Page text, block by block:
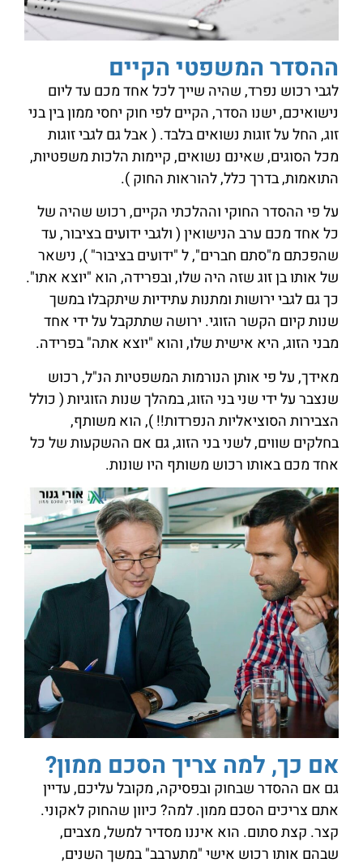
ההסדר המשפטי הקיים
לגבי רכוש נפרד, שהיה שייך לכל אחד מכם עד ליום
נישואיכם, ישנו הסדר, הקיים לפי חוק יחסי ממון בין בני
זוג, החל על זוגות נשואים בלבד. ( אבל גם לגבי זוגות
מכל הסוגים, שאינם נשואים, קיימות הלכות משפטיות,
התואמות, בדרך כלל, להוראות החוק ).
על פי ההסדר החוקי וההלכתי הקיים, רכוש שהיה של
כל אחד מכם ערב הנישואין ( ולגבי ידועים בציבור, עד
שהפכתם מ"סתם חברים", ל "ידועים בציבור" ), נישאר
של אותו בן זוג שזה היה שלו, ובפרידה, הוא "יוצא אתו".
כך גם לגבי ירושות ומתנות עתידיות שיתקבלו במשך
שנות קיום הקשר הזוגי. ירושה שתתקבל על ידי אחד
מבני הזוג, היא אישית שלו, והוא "יוצא אתה" בפרידה.
מאידך, על פי אותן הנורמות המשפטיות הנ"ל, רכוש
שנצבר על ידי שני בני הזוג, במהלך שנות הזוגיות ( כולל
הצבירות הסוציאליות הנפרדות!! ), הוא משותף,
בחלקים שווים, לשני בני הזוג, גם אם ההשקעות של כל
אחד מכם באותו רכוש משותף היו שונות.
אם כך, למה צריך הסכם ממון?
גם אם ההסדר שבחוק ובפסיקה, מקובל עליכם, עדיין
אתם צריכים הסכם ממון. למה? כיוון שהחוק לאקוני.
קצר. קצת סתום. הוא איננו מסדיר למשל, מצבים,
שבהם אותו רכוש אישי "מתערבב" במשך השנים,